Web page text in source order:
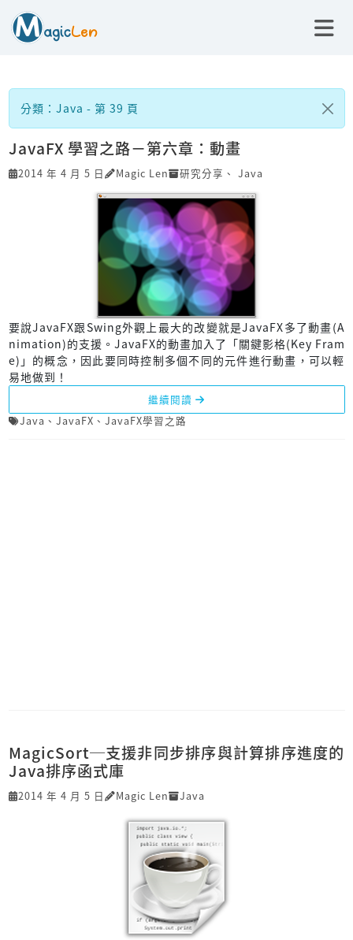
分類：Java - 第 39 頁
JavaFX 學習之路－第六章：動畫
2014 年 4 月 5 日 Magic Len 研究分享 、 Java
要說JavaFX跟Swing外觀上最大的改變就是JavaFX多了動畫(A
nimation)的支援。JavaFX的動畫加入了「關鍵影格(Key Fram
e)」的概念，因此要同時控制多個不同的元件進行動畫，可以輕
易地做到！
繼續閱讀
Java 、 JavaFX 、 JavaFX學習之路
MagicSort─支援非同步排序與計算排序進度的
Java排序函式庫
2014 年 4 月 5 日 Magic Len Java